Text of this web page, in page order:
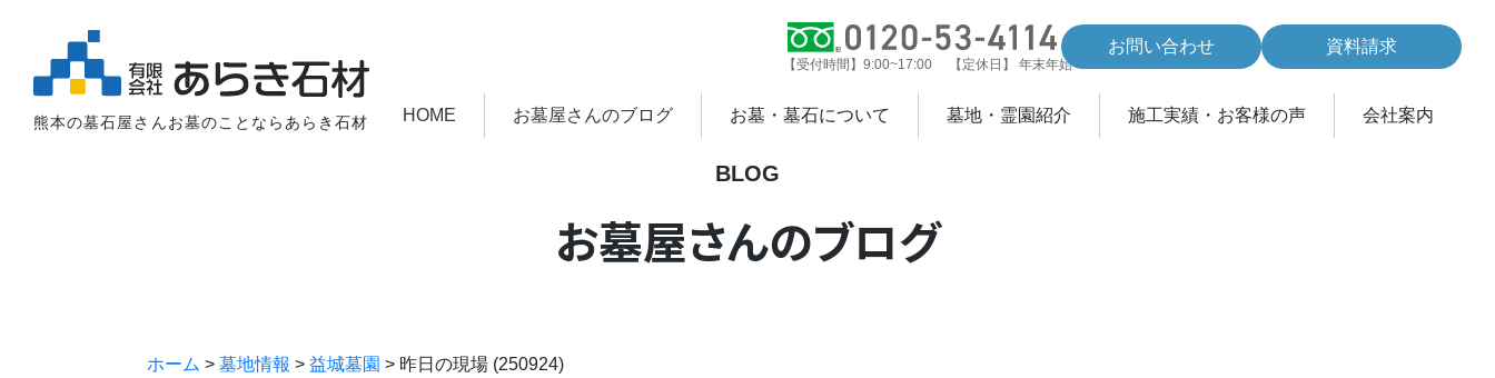
熊本の墓石屋さんお墓のことならあらき石材
【受付時間】9:00~17:00 【定休日】 年末年始
お問い合わせ 資料請求
HOME お墓屋さんのブログ お墓・墓石について 墓地・霊園紹介 施工実績・お客様の声 会社案内
BLOG
お墓屋さんのブログ
ホーム > 墓地情報 > 益城墓園 > 昨日の現場 (250924)